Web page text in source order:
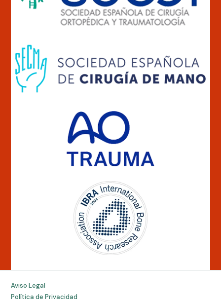
Aviso Legal
Política de Privacidad